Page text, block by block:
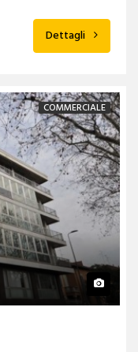
Dettagli
COMMERCIALE